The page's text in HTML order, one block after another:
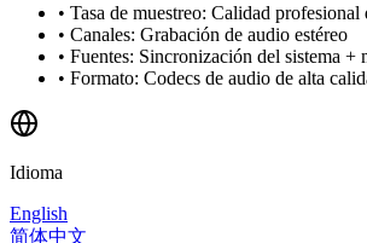
• Tasa de muestreo: Calidad
• Canales: Grabación de audio estéreo
• Fuentes: Sincronización del sistema +
• Formato: Codecs de audio de alta
Idioma
English
简体中文